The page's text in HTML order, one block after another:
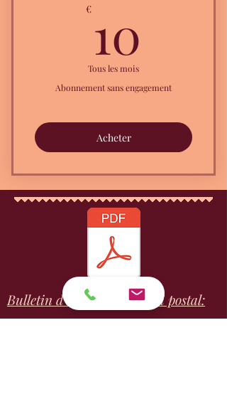
€ 10
Tous les mois
Abonnement sans engagement
Acheter
Bulletin d'adhésion - Envoi postal: